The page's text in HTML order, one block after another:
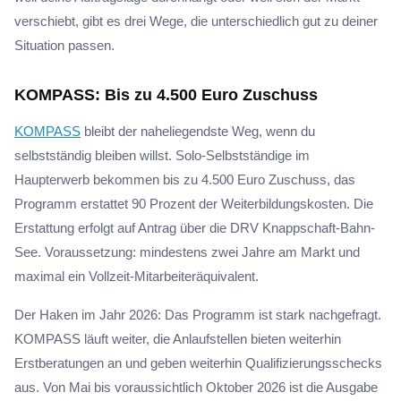
verschiebt, gibt es drei Wege, die unterschiedlich gut zu deiner
Situation passen.
KOMPASS: Bis zu 4.500 Euro Zuschuss
KOMPASS bleibt der naheliegendste Weg, wenn du
selbstständig bleiben willst. Solo-Selbstständige im
Haupterwerb bekommen bis zu 4.500 Euro Zuschuss, das
Programm erstattet 90 Prozent der Weiterbildungskosten. Die
Erstattung erfolgt auf Antrag über die DRV Knappschaft-Bahn-
See. Voraussetzung: mindestens zwei Jahre am Markt und
maximal ein Vollzeit-Mitarbeiteräquivalent.
Der Haken im Jahr 2026: Das Programm ist stark nachgefragt.
KOMPASS läuft weiter, die Anlaufstellen bieten weiterhin
Erstberatungen an und geben weiterhin Qualifizierungsschecks
aus. Von Mai bis voraussichtlich Oktober 2026 ist die Ausgabe